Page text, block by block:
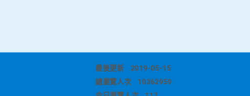
最後更新
2019-05-15
總瀏覽人次
10362959